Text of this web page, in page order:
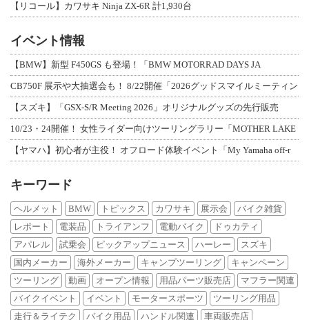
【リコール】カワサキ Ninja ZX-6R 計1,930台
イベント情報
【BMW】新型 F450GS も登場！「BMW MOTORRAD DAYS JA
CB750F 展示や大抽選会も！ 8/22開催「2026グッドスマイルミーティン
【スズキ】「GSX-S/R Meeting 2026」オリジナルグッズの先行販売
10/23・24開催！ 女性ライダー向けツーリングラリー「MOTHER LAKE
【ヤマハ】初心者が主役！ オフロード体験イベント「My Yamaha off-r
キーワード
ヘルメット BMW トピックス カワサキ 展示会
バイク雑貨
レポート
電装品 トライアンフ 電動バイク
ドゥカティ
アパレル
試乗会 ピックアップニュース ハーレー
スズキ
国内メーカー
海外メーカー キャンプツーリング
キャンペーン
ツーリング
動画 オープン情報 用品パーツ販売店
マフラー関連
バイクイベント
イベント モータースポーツ
ツーリング用品
走行＆ライテク
バイク用品 ハンドル関連 車両販売店